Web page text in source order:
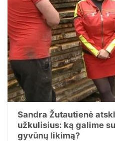
Sandra Žutautienė
užkulisius: ką galime
gyvūnų likimą?